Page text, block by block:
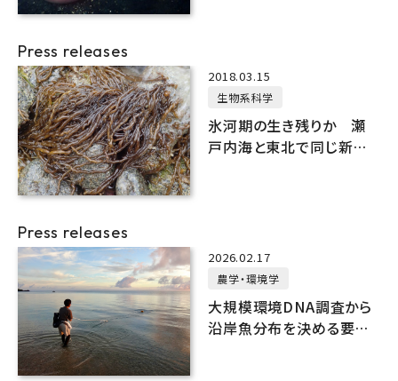
Press releases
2018.03.15
生物系科学
氷河期の生き残りか 瀬
戸内海と東北で同じ新種
Press releases
2026.02.17
農学・環境学
大規模環境DNA調査から
沿岸魚分布を決める要因